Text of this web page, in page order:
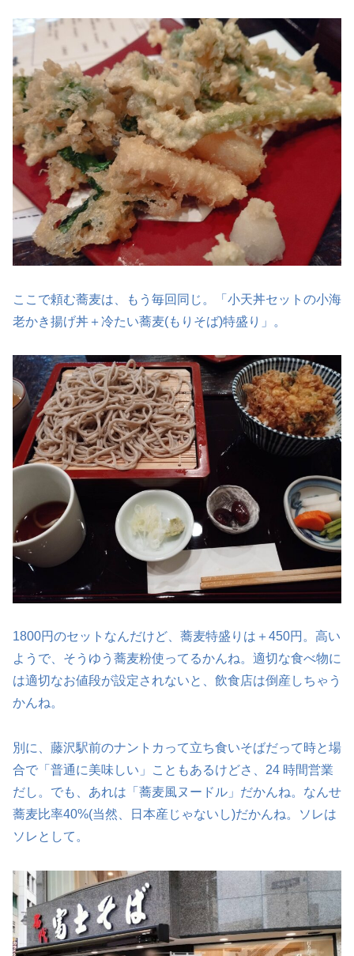
ここで頼む蕎麦は、もう毎回同じ。「小天丼セットの小海
老かき揚げ丼＋冷たい蕎麦(もりそば)特盛り」。
1800円のセットなんだけど、蕎麦特盛りは＋450円。高い
ようで、そうゆう蕎麦粉使ってるかんね。適切な食べ物に
は適切なお値段が設定されないと、飲食店は倒産しちゃう
かんね。
別に、藤沢駅前のナントカって立ち食いそばだって時と場
合で「普通に美味しい」こともあるけどさ、24 時間営業
だし。でも、あれは「蕎麦風ヌードル」だかんね。なんせ
蕎麦比率40%(当然、日本産じゃないし)だかんね。ソレは
ソレとして。